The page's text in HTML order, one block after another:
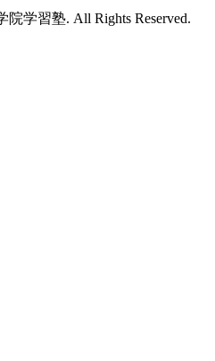
院学習塾. All Rights Reserved.